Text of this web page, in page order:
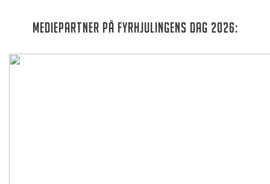
Mediepartner på Fyrhjulingens dag 2026: